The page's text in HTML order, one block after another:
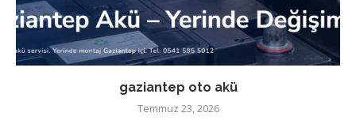
gaziantep oto akü
Temmuz 23, 2026